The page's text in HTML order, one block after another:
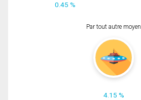
0.45 %
Par tout autre moyen
4.15 %